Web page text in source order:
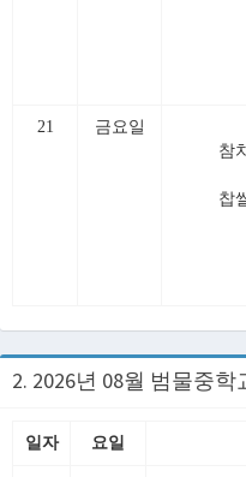
21 금요일
참
찹
2. 2026년 08월 범물중
일자 요일